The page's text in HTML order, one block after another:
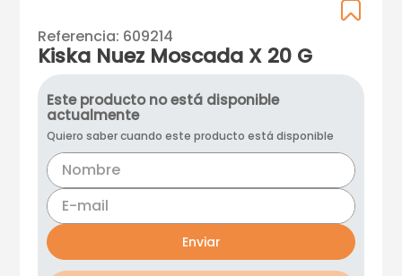
Referencia: 609214
Kiska Nuez Moscada X 20 G
Este producto no está disponible
actualmente
Quiero saber cuando este producto está disponible
Enviar